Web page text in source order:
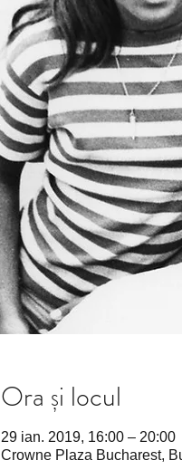
Ora și locul
29 ian. 2019, 16:00 – 20:00
Crowne Plaza Bucharest,